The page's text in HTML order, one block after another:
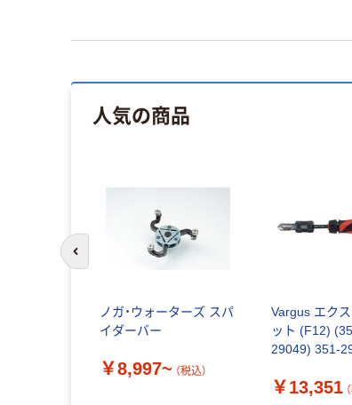
人気の商品
ノガ・ウォーターズ スパ
イダーバー
￥8,997~ （税込）
Vargus エク
ット (F12)
29049) 351-
￥13,351
前のスライドへ